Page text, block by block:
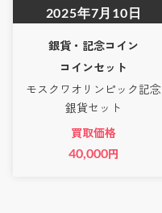
2025年7月10日
銀貨・記念コイン
コインセット
モスクワオリンピック記念
銀貨セット
買取価格
40,000円